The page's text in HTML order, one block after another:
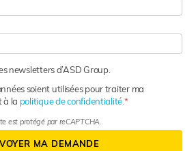
newsletters d’ASD Group.
soient utilisées pour traiter ma
à la politique de confidentialité.
est protégé par reCAPTCHA.
MA DEMANDE